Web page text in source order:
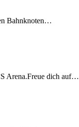
Bahnknoten…
Arena.Freue dich auf…